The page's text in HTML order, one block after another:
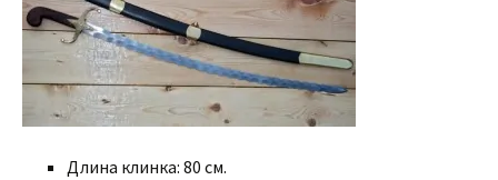
Длина клинка: 80 см.